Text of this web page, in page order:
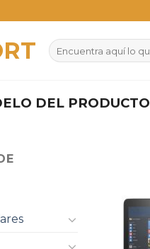
Buscar
por:
DEL PRODUCTO